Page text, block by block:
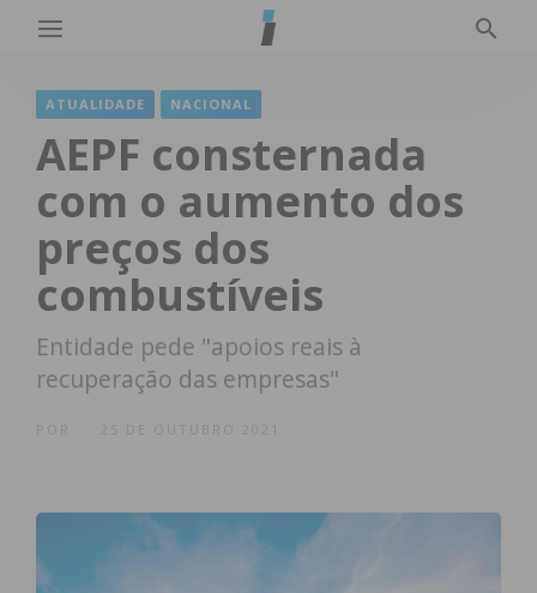
ATUALIDADE NACIONAL
AEPF consternada
com o aumento dos
preços dos
combustíveis
Entidade pede "apoios reais à
recuperação das empresas"
25 DE OUTUBRO 2021